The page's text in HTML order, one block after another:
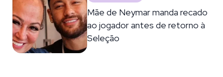
Mãe de Neymar manda recado
ao jogador antes de retorno à
Seleção